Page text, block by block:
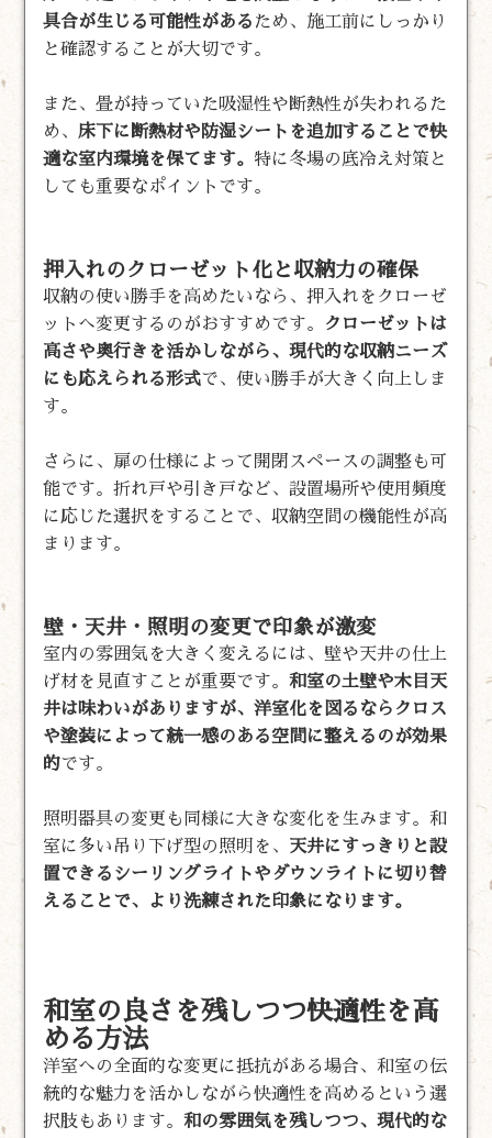
具合が生じる可能性がある ため、施工前にしっかり
と確認することが大切です。
また、畳が持っていた吸湿性や断熱性が失われるた
め、 床下に断熱材や防湿シートを追加することで快
適な室内環境を保てます。 特に冬場の底冷え対策と
しても重要なポイントです。
押入れのクローゼット化と収納力の確保
収納の使い勝手を高めたいなら、押入れをクローゼ
ットへ変更するのがおすすめです。 クローゼットは
高さや奥行きを活かしながら、現代的な収納ニーズ
にも応えられる形式で、使い勝手が大きく向上しま
す。
さらに、扉の仕様によって開閉スペースの調整も可
能です。折れ戸や引き戸など、設置場所や使用頻度
に応じた選択をすることで、収納空間の機能性が高
まります。
壁・天井・照明の変更で印象が激変
室内の雰囲気を大きく変えるには、壁や天井の仕上
げ材を見直すことが重要です。和室の土壁や木目天
井は味わいがありますが、洋室化を図るならクロス
や塗装によって統一感のある空間に整えるのが効果
的です。
照明器具の変更も同様に大きな変化を生みます。和
室に多い吊り下げ型の照明を、 天井にすっきりと設
置できるシーリングライトやダウンライトに切り替
えることで、より洗練された印象になります。
和室の良さを残しつつ快適性を高
める方法
洋室への全面的な変更に抵抗がある場合、和室の伝
統的な魅力を活かしながら快適性を高めるという選
択肢もあります。和の雰囲気を残しつつ、現代的な